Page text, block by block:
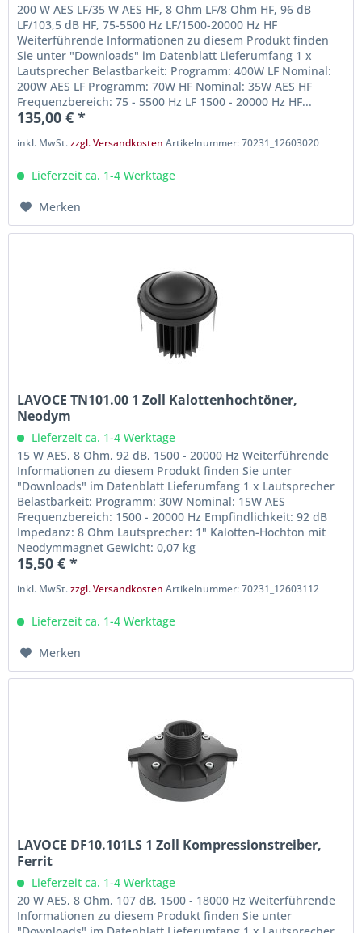
200 W AES LF/35 W AES HF, 8 Ohm LF/8 Ohm HF, 96 dB
LF/103,5 dB HF, 75-5500 Hz LF/1500-20000 Hz HF
Weiterführende Informationen zu diesem Produkt finden
Sie unter "Downloads" im Datenblatt Lieferumfang 1 x
Lautsprecher Belastbarkeit: Programm: 400W LF Nominal:
200W AES LF Programm: 70W HF Nominal: 35W AES HF
Frequenzbereich: 75 - 5500 Hz LF 1500 - 20000 Hz HF...
135,00 € *
inkl. MwSt.zzgl. Versandkosten Artikelnummer: 70231_12603020
Lieferzeit ca. 1-4 Werktage
Merken
LAVOCE TN101.00 1 Zoll Kalottenhochtöner,
Neodym
Lieferzeit ca. 1-4 Werktage
15 W AES, 8 Ohm, 92 dB, 1500 - 20000 Hz Weiterführende
Informationen zu diesem Produkt finden Sie unter
"Downloads" im Datenblatt Lieferumfang 1 x Lautsprecher
Belastbarkeit: Programm: 30W Nominal: 15W AES
Frequenzbereich: 1500 - 20000 Hz Empfindlichkeit: 92 dB
Impedanz: 8 Ohm Lautsprecher: 1" Kalotten-Hochton mit
Neodymmagnet Gewicht: 0,07 kg
15,50 € *
inkl. MwSt.zzgl. Versandkosten Artikelnummer: 70231_12603112
Lieferzeit ca. 1-4 Werktage
Merken
LAVOCE DF10.101LS 1 Zoll Kompressionstreiber,
Ferrit
Lieferzeit ca. 1-4 Werktage
20 W AES, 8 Ohm, 107 dB, 1500 - 18000 Hz Weiterführende
Informationen zu diesem Produkt finden Sie unter